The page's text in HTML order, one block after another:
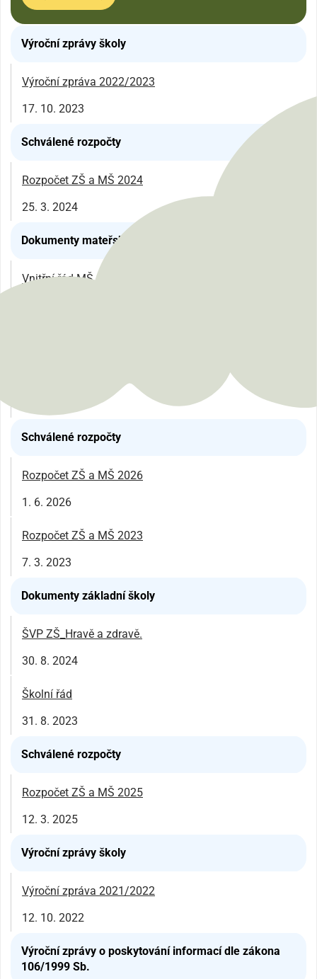
Výroční zprávy školy
Výroční zpráva 2022/2023
17. 10. 2023
Schválené rozpočty
Rozpočet ZŠ a MŠ 2024
25. 3. 2024
Dokumenty mateřské školy
Vnitřní řád MŠ
Schválené rozpočty
Rozpočet ZŠ a MŠ 2026
1. 6. 2026
Rozpočet ZŠ a MŠ 2023
7. 3. 2023
Dokumenty základní školy
ŠVP ZŠ_Hravě a zdravě.
30. 8. 2024
Školní řád
31. 8. 2023
Schválené rozpočty
Rozpočet ZŠ a MŠ 2025
12. 3. 2025
Výroční zprávy školy
Výroční zpráva 2021/2022
12. 10. 2022
Výroční zprávy o poskytování informací dle zákona
106/1999 Sb.